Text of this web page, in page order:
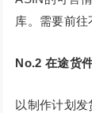
库。需要前往
No.2 在途货件
以制作计划